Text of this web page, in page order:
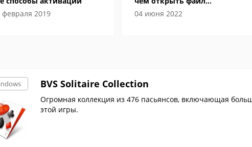
февраля 2019
электронной книги
04 июня 2022
BVS Solitaire Collection
Огромная коллекция из 476 пасьянсов, включающая
этой игры.